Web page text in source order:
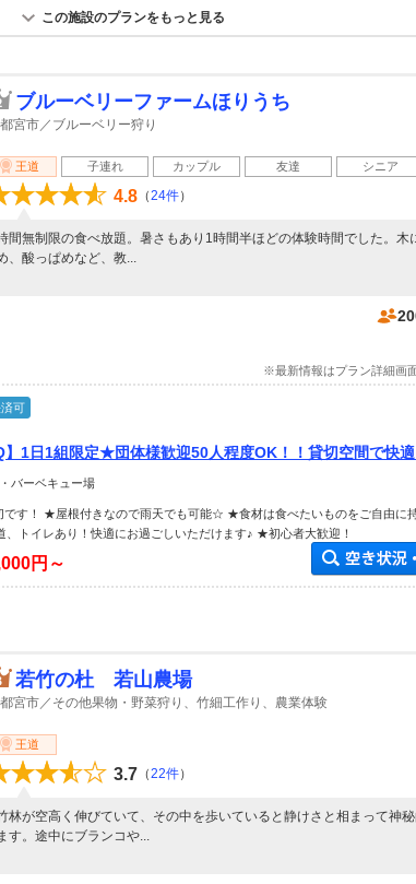
この施設のプランをもっと見る
ブルーベリーファームほりうち
宮市／ブルーベリー狩り
王道 子連れ カップル 友達 シニア
4.8 （24件）
間無制限の食べ放題。暑さもあり1時間半ほどの体験時間でした。木
、酸っぱめなど、教...
※最新情報はプラン詳細画
可
】1日1組限定★団体様歓迎50人程度OK！！貸切空間で快
バーベキュー場
す！ ★屋根付きなので雨天でも可能☆ ★食材は食べたいものをご自由に
トイレあり！快適にお過ごしいただけます♪ ★初心者大歓迎！
円～
若竹の杜 若山農場
宮市／その他果物・野菜狩り、竹細工作り、農業体験
王道
3.7 （22件）
林が空高く伸びていて、その中を歩いていると静けさと相まって神秘
す。途中にブランコや...